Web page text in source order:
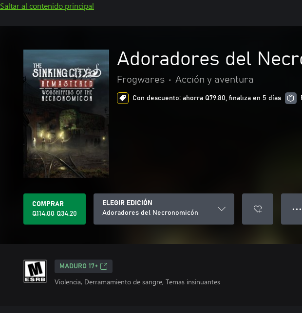
Saltar al contenido principal
Adoradores del
Frogwares • Acción y aventura
Con descuento: ahorra Q79.80, finaliza en 5 días
COMPRAR
Q114.00 Q34.20
ELEGIR EDICIÓN
Adoradores del Necronomicón
● ● ●
MADURO 17+
Violencia, Derramamiento de sangre, Temas insinuantes